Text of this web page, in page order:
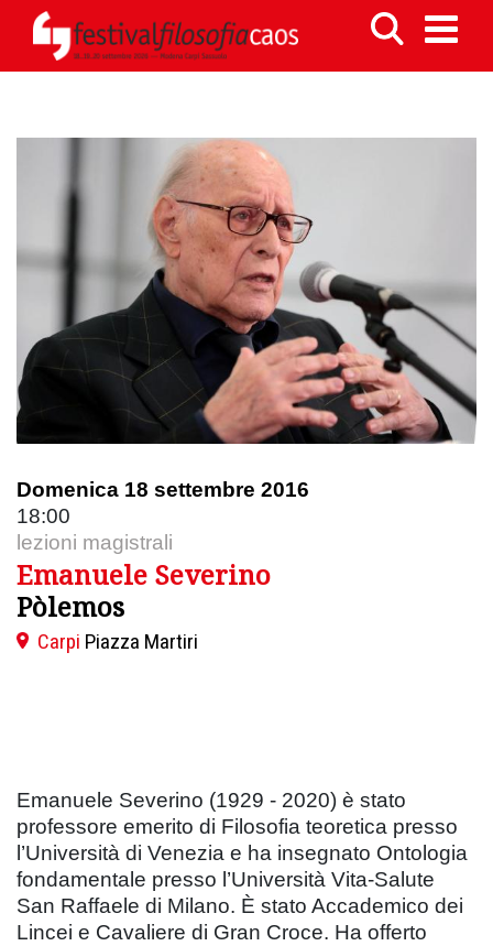
Domenica 18 settembre 2016
18:00
lezioni magistrali
Emanuele Severino
Pòlemos
Carpi Piazza Martiri
Emanuele Severino (1929 - 2020) è stato
professore emerito di Filosofia teoretica presso
l’Università di Venezia e ha insegnato Ontologia
fondamentale presso l’Università Vita-Salute
San Raffaele di Milano. È stato Accademico dei
Lincei e Cavaliere di Gran Croce. Ha offerto